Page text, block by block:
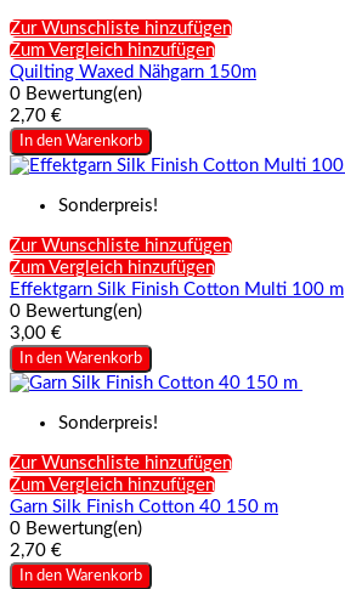
Zur Wunschliste hinzufügen
Zum Vergleich hinzufügen
Quilting Waxed Nähgarn 150m
0 Bewertung(en)
2,70 €
In den Warenkorb
Sonderpreis!
Zur Wunschliste hinzufügen
Zum Vergleich hinzufügen
Effektgarn Silk Finish Cotton Multi 100 m
0 Bewertung(en)
3,00 €
In den Warenkorb
Sonderpreis!
Zur Wunschliste hinzufügen
Zum Vergleich hinzufügen
Garn Silk Finish Cotton 40 150 m
0 Bewertung(en)
2,70 €
In den Warenkorb